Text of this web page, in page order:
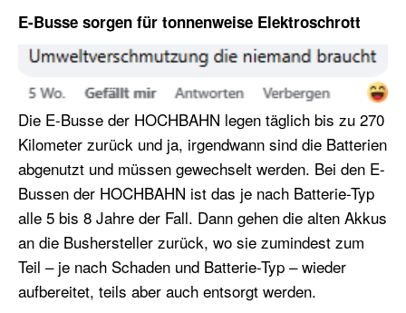
E-Busse sorgen für tonnenweise Elektroschrott
Die E-Busse der HOCHBAHN legen täglich bis zu 270
Kilometer zurück und ja, irgendwann sind die Batterien
abgenutzt und müssen gewechselt werden. Bei den E-
Bussen der HOCHBAHN ist das je nach Batterie-Typ
alle 5 bis 8 Jahre der Fall. Dann gehen die alten Akkus
an die Bushersteller zurück, wo sie zumindest zum
Teil – je nach Schaden und Batterie-Typ – wieder
aufbereitet, teils aber auch entsorgt werden.